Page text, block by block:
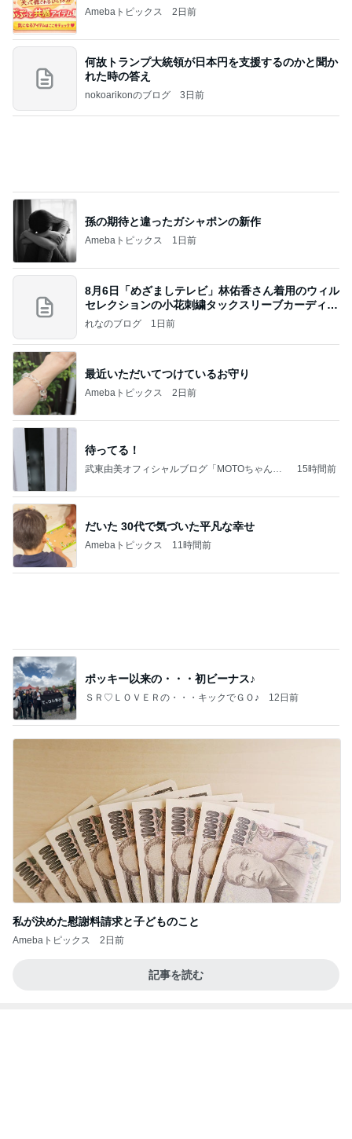
Amebaトピックス 2日前
何故トランプ大統領が日本円を支援するのかと聞か
れた時の答え
nokoarikonのブログ 3日前
孫の期待と違ったガシャポンの新作
Amebaトピックス 1日前
8月6日「めざましテレビ」林佑香さん着用のウィル
セレクションの小花刺繍タックスリーブカーディガ
ン
れなのブログ 1日前
最近いただいてつけているお守り
Amebaトピックス 2日前
待ってる！
武東由美オフィシャルブログ「MOTOちゃんと
15時間前
だいた 30代で気づいた平凡な幸せ
Amebaトピックス 11時間前
ポッキー以来の・・・初ビーナス♪
ＳＲ♡ＬＯＶＥＲの・・・キックでＧＯ♪ 12日前
私が決めた慰謝料請求と子どものこと
Amebaトピックス 2日前
記事を読む